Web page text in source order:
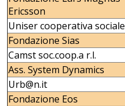
Ericsson
Uniser cooperativa sociale
Fondazione Sias
Camst soc.coop.a r.l.
Ass. System Dynamics
Urb@n.it
Fondazione Eos